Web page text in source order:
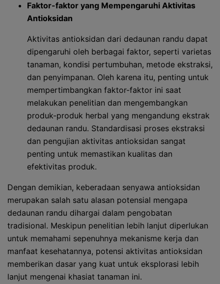
Faktor-faktor yang Mempengaruhi Aktivitas
Antioksidan
Aktivitas antioksidan dari dedaunan randu dapat
dipengaruhi oleh berbagai faktor, seperti varietas
tanaman, kondisi pertumbuhan, metode ekstraksi,
dan penyimpanan. Oleh karena itu, penting untuk
mempertimbangkan faktor-faktor ini saat
melakukan penelitian dan mengembangkan
produk-produk herbal yang mengandung ekstrak
dedaunan randu. Standardisasi proses ekstraksi
dan pengujian aktivitas antioksidan sangat
penting untuk memastikan kualitas dan
efektivitas produk.
Dengan demikian, keberadaan senyawa antioksidan
merupakan salah satu alasan potensial mengapa
dedaunan randu dihargai dalam pengobatan
tradisional. Meskipun penelitian lebih lanjut diperlukan
untuk memahami sepenuhnya mekanisme kerja dan
manfaat kesehatannya, potensi aktivitas antioksidan
memberikan dasar yang kuat untuk eksplorasi lebih
lanjut mengenai khasiat tanaman ini.